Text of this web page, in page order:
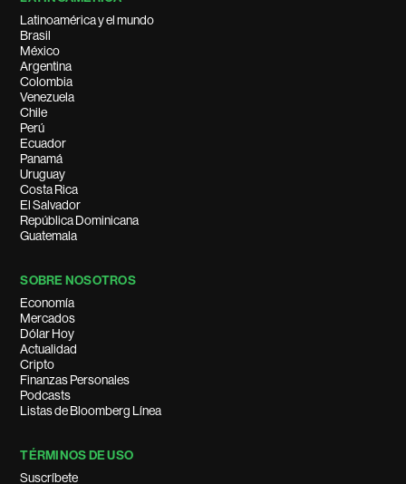
Latinoamérica y el mundo
Brasil
México
Argentina
Colombia
Venezuela
Chile
Perú
Ecuador
Panamá
Uruguay
Costa Rica
El Salvador
República Dominicana
Guatemala
SOBRE NOSOTROS
Economía
Mercados
Dólar Hoy
Actualidad
Cripto
Finanzas Personales
Podcasts
Listas de Bloomberg Línea
TÉRMINOS DE USO
Suscríbete